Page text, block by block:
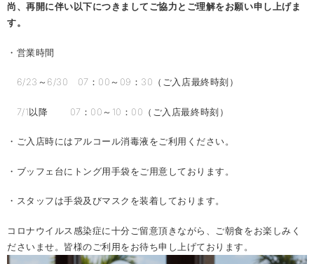
尚、再開に伴い以下につきましてご協力とご理解をお願い申し上げま
す。
・営業時間
6/23～6/30 07：00～09：30（ご入店最終時刻）
7/1以降 07：00～10：00（ご入店最終時刻）
・ご入店時にはアルコール消毒液をご利用ください。
・ブッフェ台にトング用手袋をご用意しております。
・スタッフは手袋及びマスクを装着しております。
コロナウイルス感染症に十分ご留意頂きながら、ご朝食をお楽しみく
ださいませ。皆様のご利用をお待ち申し上げております。